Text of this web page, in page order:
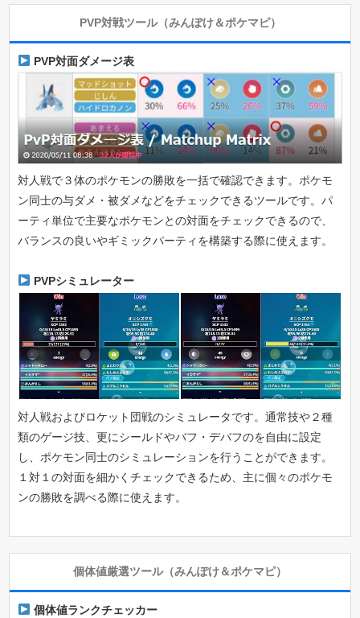
PVP対戦ツール（みんぽけ＆ポケマピ）
PVP対面ダメージ表
対人戦で３体のポケモンの勝敗を一括で確認できます。ポケモ
ン同士の与ダメ・被ダメなどをチェックできるツールです。パ
ーティ単位で主要なポケモンとの対面をチェックできるので、
バランスの良いやギミックパーティを構築する際に使えます。
PVPシミュレーター
対人戦およびロケット団戦のシミュレータです。通常技や２種
類のゲージ技、更にシールドやバフ・デバフのを自由に設定
し、ポケモン同士のシミュレーションを行うことができます。
１対１の対面を細かくチェックできるため、主に個々のポケモ
ンの勝敗を調べる際に使えます。
個体値厳選ツール（みんぽけ＆ポケマピ）
個体値ランクチェッカー